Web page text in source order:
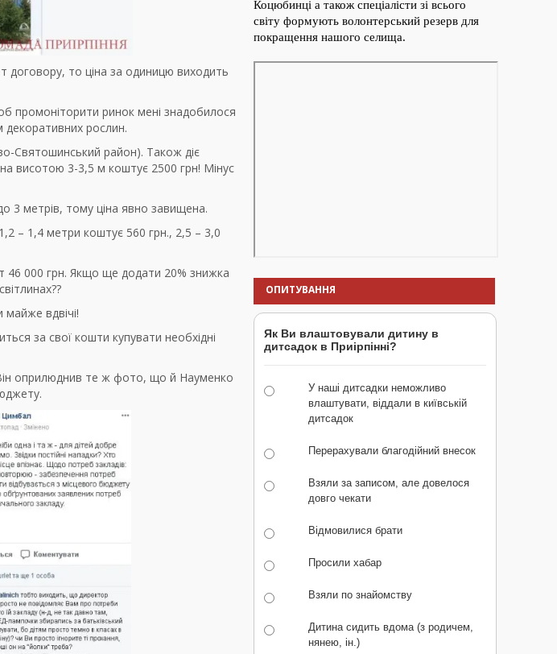
договору, то ціна за одиницю виходить
промоніторити ринок мені знадобилося
рослин.
Святошинський район). Також діє
висотою 3-3,5 м коштує 2500 грн! Мінус
метрів, тому ціна явно завищена.
– 1,4 метри коштує 560 грн., 2,5 – 3,0
46 000 грн. Якщо ще додати 20% знижка
вдвічі!
за свої кошти купувати необхідні
оприлюднив те ж фото, що й Науменко
ОПИТУВАННЯ
Як Ви влаштовували дитину в
дитсадок в Приірпінні?
У наші дитсадки неможливо
влаштувати, віддали в київській
дитсадок
Перерахували благодійний внесок
Взяли за записом, але довелося
довго чекати
Відмовилися брати
Просили хабар
Взяли по знайомству
Дитина сидить вдома (з родичем,
нянею, ін.)